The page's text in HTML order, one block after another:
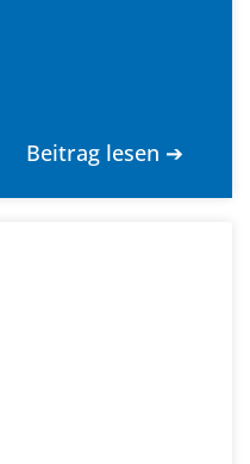
Beitrag lesen ➔